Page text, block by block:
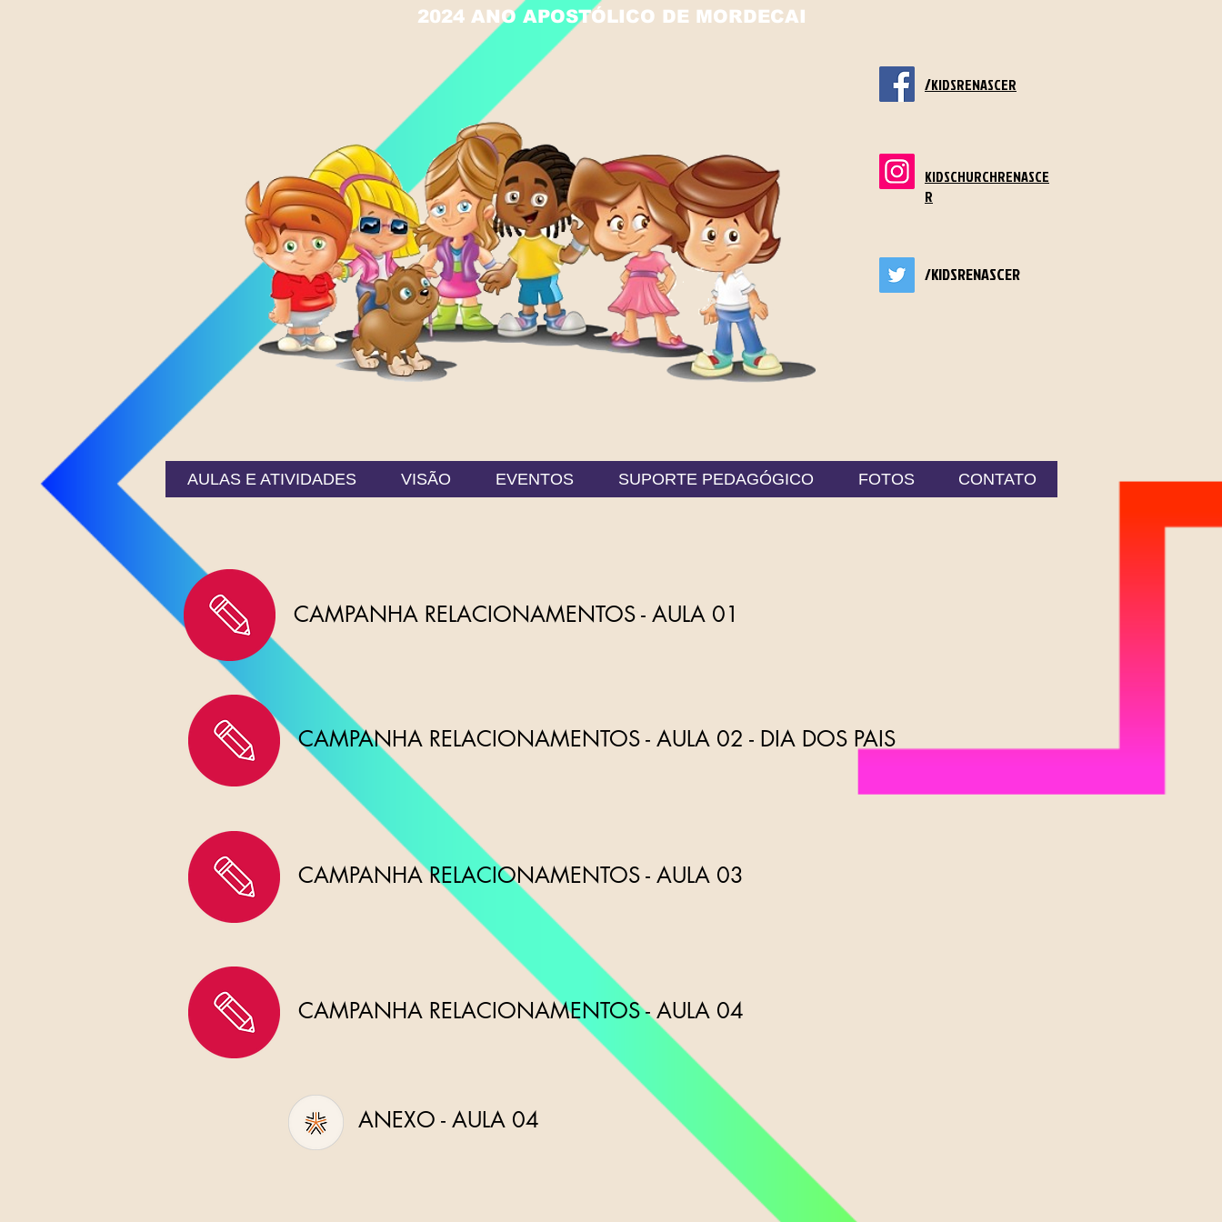
2024 ANO APOSTÓLICO DE MORDECAI
/KIDSRENASCER
KIDSCHURCHRENASCE
R
/KIDSRENASCER
AULAS E ATIVIDADES VISÃO EVENTOS SUPORTE PEDAGÓGICO FOTOS CONTATO
CAMPANHA RELACIONAMENTOS - AULA 01
CAMPANHA RELACIONAMENTOS - AULA 02 - DIA DOS PAIS
CAMPANHA RELACIONAMENTOS - AULA 03
CAMPANHA RELACIONAMENTOS - AULA 04
ANEXO - AULA 04